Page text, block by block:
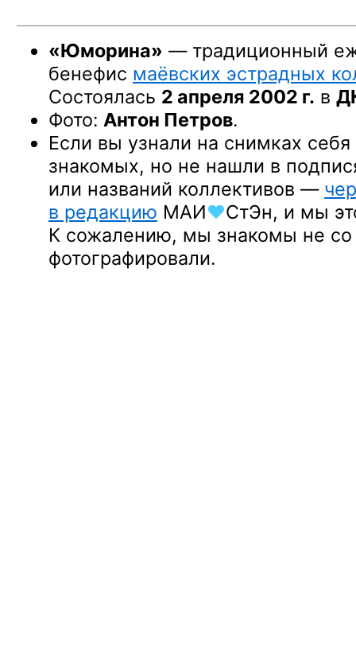
«Юморина» — традиционный
бенефис маёвских эстрадных
Состоялась 2 апреля 2002 г. в
Фото: Антон Петров.
Если вы узнали на снимках себя
знакомых, но не нашли в
или названий коллективов —
в редакцию МАИ♥СтЭн, и мы
К сожалению, мы знакомы не
фотографировали.